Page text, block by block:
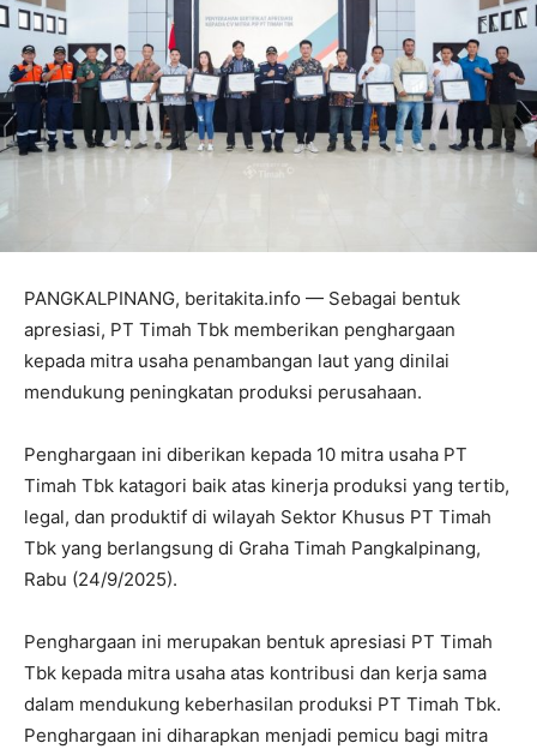
PANGKALPINANG, beritakita.info — Sebagai bentuk
apresiasi, PT Timah Tbk memberikan penghargaan
kepada mitra usaha penambangan laut yang dinilai
mendukung peningkatan produksi perusahaan.
Penghargaan ini diberikan kepada 10 mitra usaha PT
Timah Tbk katagori baik atas kinerja produksi yang tertib,
legal, dan produktif di wilayah Sektor Khusus PT Timah
Tbk yang berlangsung di Graha Timah Pangkalpinang,
Rabu (24/9/2025).
Penghargaan ini merupakan bentuk apresiasi PT Timah
Tbk kepada mitra usaha atas kontribusi dan kerja sama
dalam mendukung keberhasilan produksi PT Timah Tbk.
Penghargaan ini diharapkan menjadi pemicu bagi mitra